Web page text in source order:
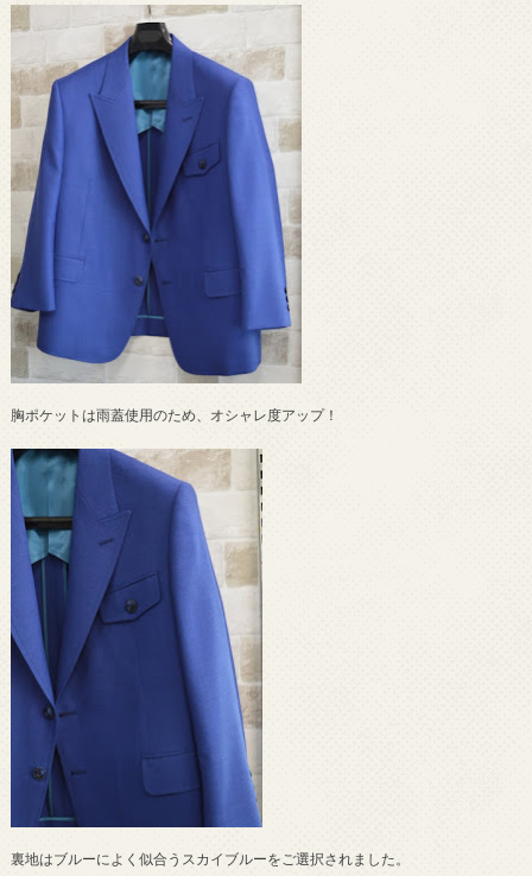
胸ポケットは雨蓋使用のため、オシャレ度アップ！
裏地はブルーによく似合うスカイブルーをご選択されました。